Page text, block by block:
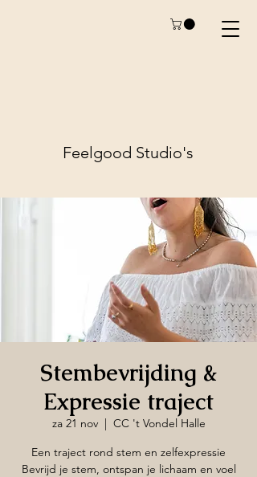
Feelgood Studio's
Stembevrijding &
Expressie traject
za 21 nov
  |
CC 't Vondel Halle
Een traject rond stem en zelfexpressie
Bevrijd je stem, ontspan je lichaam en voel